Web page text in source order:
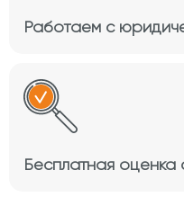
Работаем с
Бесплатная